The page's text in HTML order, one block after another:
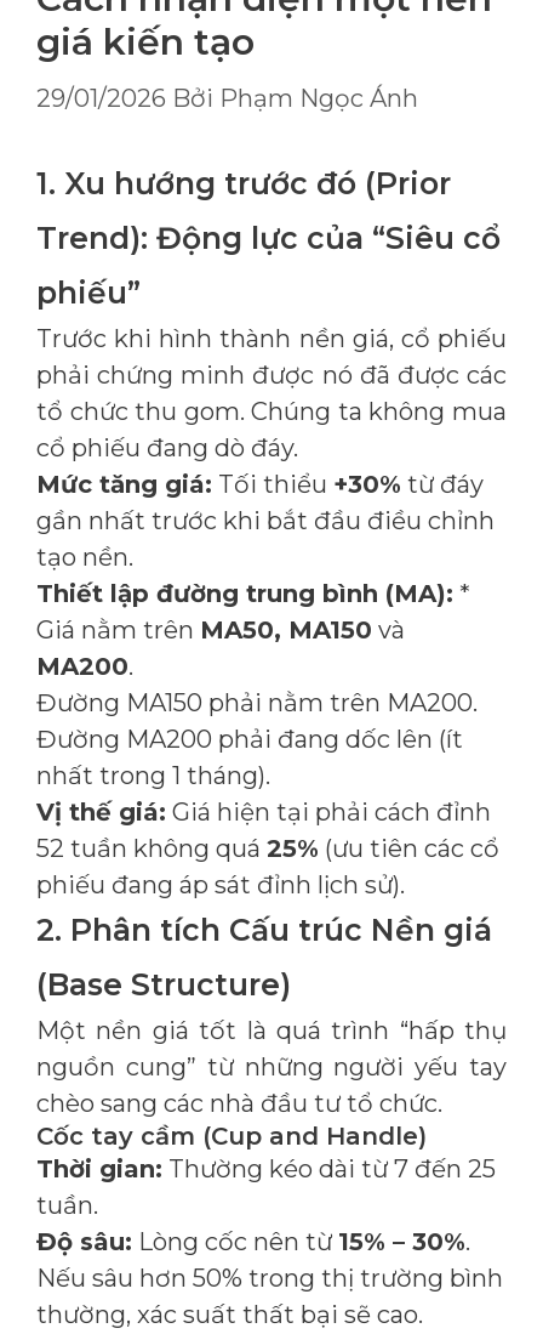
giá kiến tạo
29/01/2026 Bởi Phạm Ngọc Ánh
1. Xu hướng trước đó (Prior
Trend): Động lực của “Siêu cổ
phiếu”
Trước khi hình thành nền giá, cổ phiếu
phải chứng minh được nó đã được các
tổ chức thu gom. Chúng ta không mua
cổ phiếu đang dò đáy.
Mức tăng giá: Tối thiểu +30% từ đáy
gần nhất trước khi bắt đầu điều chỉnh
tạo nền.
Thiết lập đường trung bình (MA): *
Giá nằm trên MA50, MA150 và
MA200.
Đường MA150 phải nằm trên MA200.
Đường MA200 phải đang dốc lên (ít
nhất trong 1 tháng).
Vị thế giá: Giá hiện tại phải cách đỉnh
52 tuần không quá 25% (ưu tiên các cổ
phiếu đang áp sát đỉnh lịch sử).
2. Phân tích Cấu trúc Nền giá
(Base Structure)
Một nền giá tốt là quá trình “hấp thụ
nguồn cung” từ những người yếu tay
chèo sang các nhà đầu tư tổ chức.
Cốc tay cầm (Cup and Handle)
Thời gian: Thường kéo dài từ 7 đến 25
tuần.
Độ sâu: Lòng cốc nên từ 15% – 30%.
Nếu sâu hơn 50% trong thị trường bình
thường, xác suất thất bại sẽ cao.